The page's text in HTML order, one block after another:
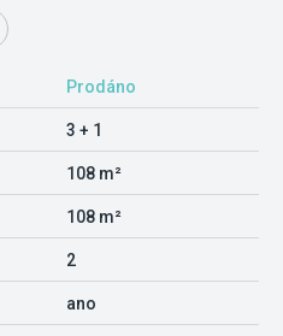
Prodáno
3 + 1
108 m²
108 m²
2
ano